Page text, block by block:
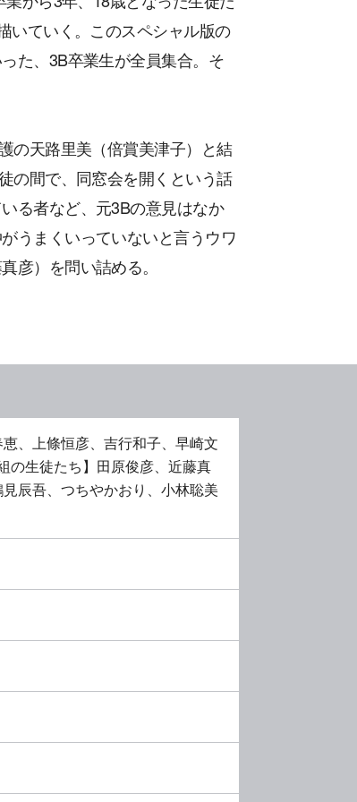
いていく。このスペシャル版の
た、3B卒業生が全員集合。そ
の天路里美（倍賞美津子）と結
の間で、同窓会を開くという話
る者など、元3Bの意見はなか
うまくいっていないと言うウワ
彦）を問い詰める。
、上條恒彦、吉行和子、早崎文
の生徒たち】田原俊彦、近藤真
辰吾、つちやかおり、小林聡美